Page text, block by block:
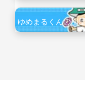
ゆめまるくんの部屋